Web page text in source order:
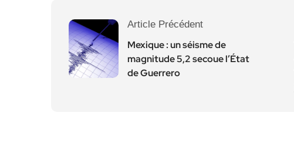
Article Précédent
Mexique : un séisme de
magnitude 5,2 secoue l’État
de Guerrero